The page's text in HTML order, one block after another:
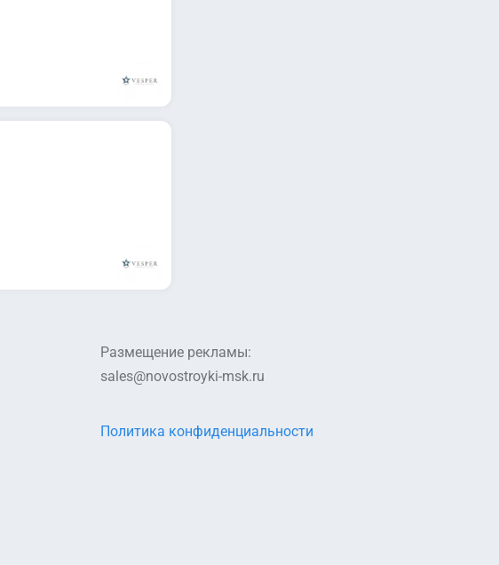
Размещение рекламы:
sales@novostroyki-msk.ru
Политика конфиденциальности